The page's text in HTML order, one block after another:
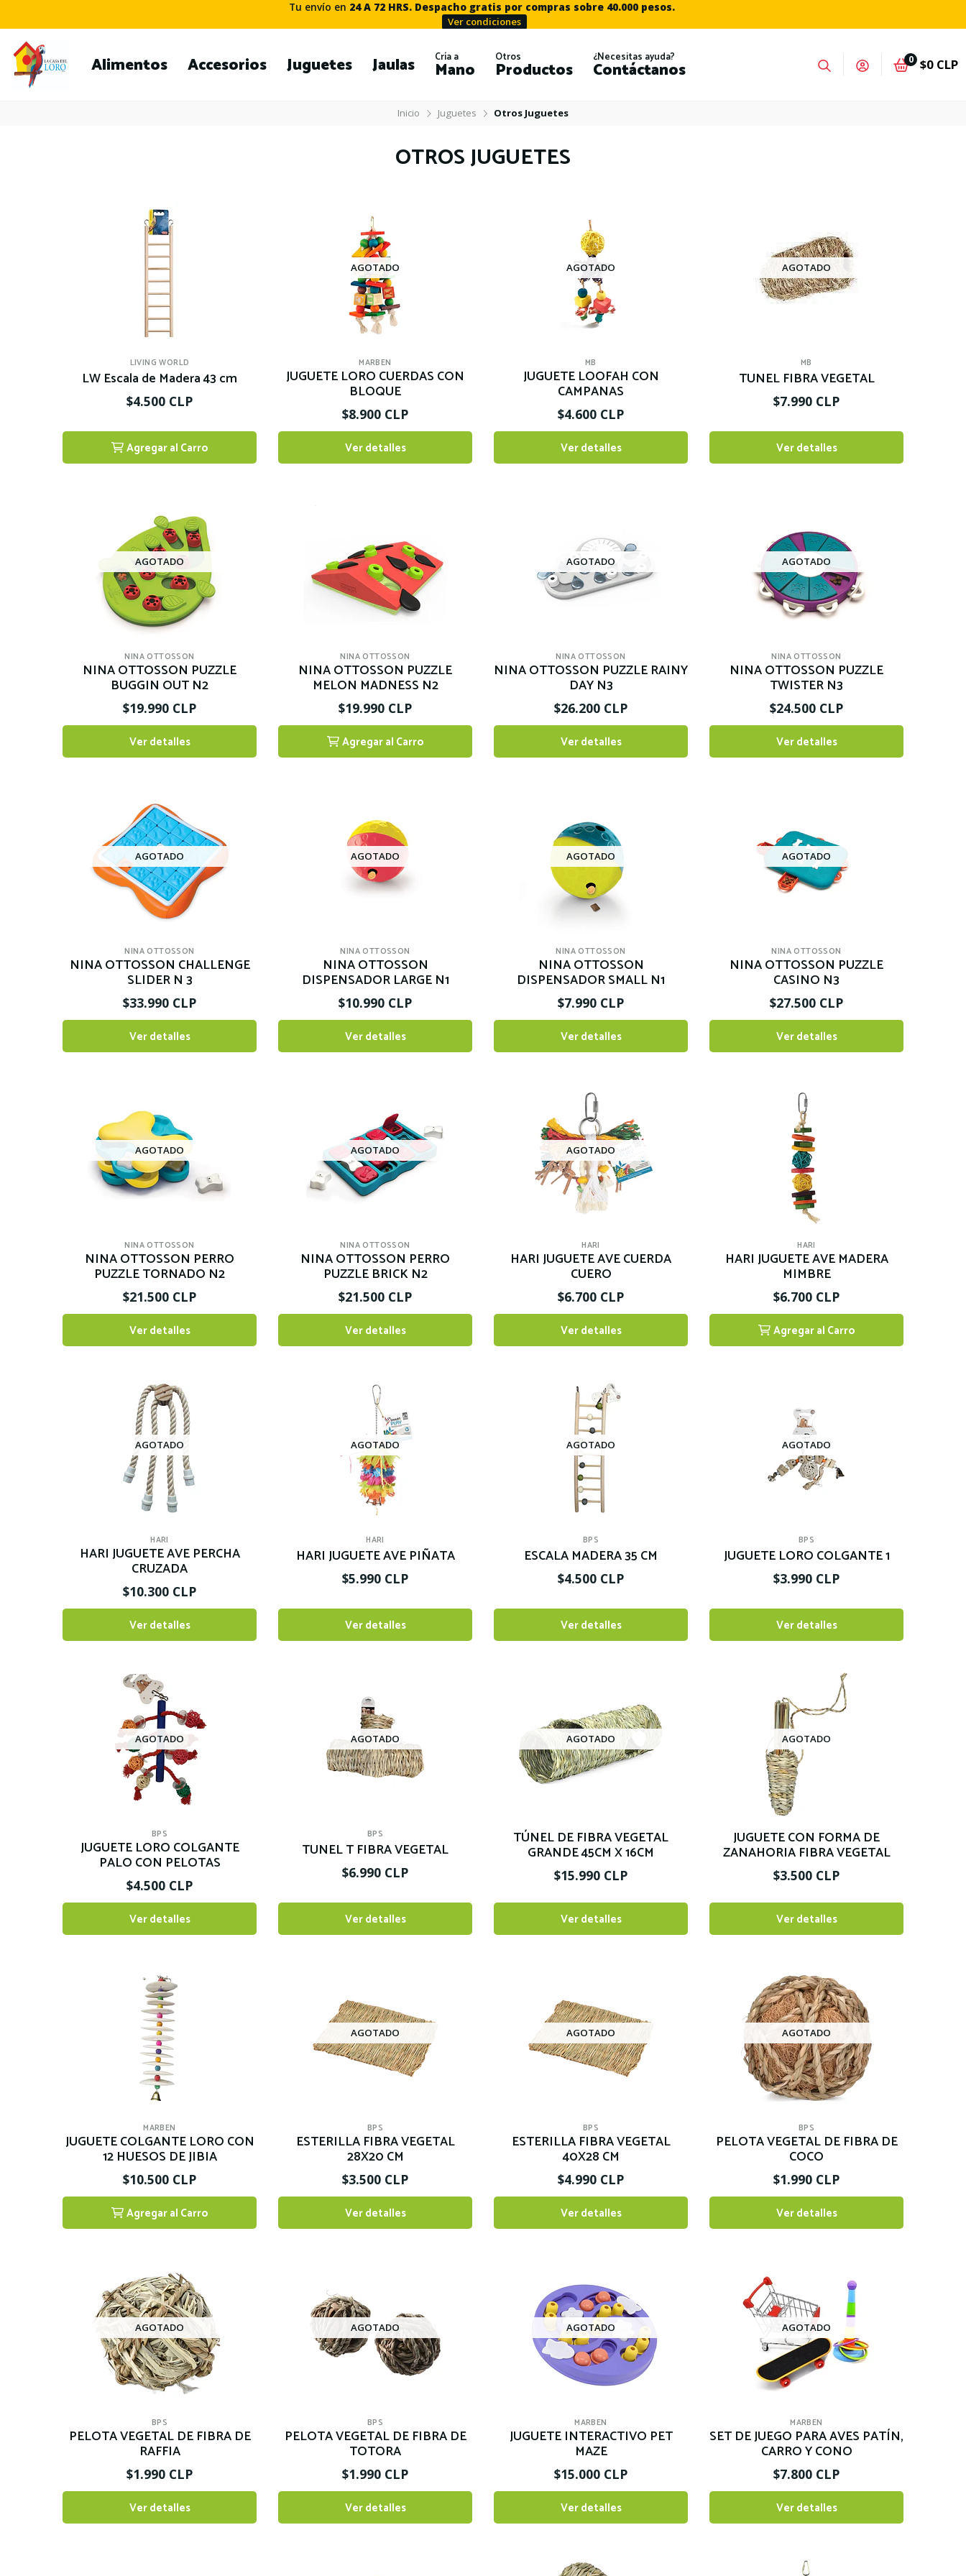
Alimentos Accesorios Juguetes Jaulas Cría a
Mano
Otros
Productos
¿Necesitas ayuda?
Contáctanos 0 $0 CLP
Tu envío en 24 A 72 HRS. Despacho gratis por compras sobre 40.000 pesos.
Ver condiciones
Inicio Juguetes Otros Juguetes
OTROS JUGUETES
LIVING WORLD
LW Escala de Madera 43 cm
$4.500 CLP
Agregar al Carro
AGOTADO
MARBEN
JUGUETE LORO CUERDAS CON
BLOQUE
$8.900 CLP
Ver detalles
AGOTADO
MB
JUGUETE LOOFAH CON
CAMPANAS
$4.600 CLP
Ver detalles
AGOTADO
MB
TUNEL FIBRA VEGETAL
$7.990 CLP
Ver detalles
AGOTADO
NINA OTTOSSON
NINA OTTOSSON PUZZLE
BUGGIN OUT N2
$19.990 CLP
Ver detalles
NINA OTTOSSON
NINA OTTOSSON PUZZLE
MELON MADNESS N2
$19.990 CLP
Agregar al Carro
AGOTADO
NINA OTTOSSON
NINA OTTOSSON PUZZLE RAINY
DAY N3
$26.200 CLP
Ver detalles
AGOTADO
NINA OTTOSSON
NINA OTTOSSON PUZZLE
TWISTER N3
$24.500 CLP
Ver detalles
AGOTADO
NINA OTTOSSON
NINA OTTOSSON CHALLENGE
SLIDER N 3
$33.990 CLP
Ver detalles
AGOTADO
NINA OTTOSSON
NINA OTTOSSON
DISPENSADOR LARGE N1
$10.990 CLP
Ver detalles
AGOTADO
NINA OTTOSSON
NINA OTTOSSON
DISPENSADOR SMALL N1
$7.990 CLP
Ver detalles
AGOTADO
NINA OTTOSSON
NINA OTTOSSON PUZZLE
CASINO N3
$27.500 CLP
Ver detalles
AGOTADO
NINA OTTOSSON
NINA OTTOSSON PERRO
PUZZLE TORNADO N2
$21.500 CLP
Ver detalles
AGOTADO
NINA OTTOSSON
NINA OTTOSSON PERRO
PUZZLE BRICK N2
$21.500 CLP
Ver detalles
AGOTADO
HARI
HARI JUGUETE AVE CUERDA
CUERO
$6.700 CLP
Ver detalles
HARI
HARI JUGUETE AVE MADERA
MIMBRE
$6.700 CLP
Agregar al Carro
AGOTADO
HARI
HARI JUGUETE AVE PERCHA
CRUZADA
$10.300 CLP
Ver detalles
AGOTADO
HARI
HARI JUGUETE AVE PIÑATA
$5.990 CLP
Ver detalles
AGOTADO
BPS
ESCALA MADERA 35 CM
$4.500 CLP
Ver detalles
AGOTADO
BPS
JUGUETE LORO COLGANTE 1
$3.990 CLP
Ver detalles
AGOTADO
BPS
JUGUETE LORO COLGANTE
PALO CON PELOTAS
$4.500 CLP
Ver detalles
AGOTADO
BPS
TUNEL T FIBRA VEGETAL
$6.990 CLP
Ver detalles
AGOTADO
TÚNEL DE FIBRA VEGETAL
GRANDE 45CM X 16CM
$15.990 CLP
Ver detalles
AGOTADO
JUGUETE CON FORMA DE
ZANAHORIA FIBRA VEGETAL
$3.500 CLP
Ver detalles
MARBEN
JUGUETE COLGANTE LORO CON
12 HUESOS DE JIBIA
$10.500 CLP
Agregar al Carro
AGOTADO
BPS
ESTERILLA FIBRA VEGETAL
28X20 CM
$3.500 CLP
Ver detalles
AGOTADO
BPS
ESTERILLA FIBRA VEGETAL
40X28 CM
$4.990 CLP
Ver detalles
AGOTADO
BPS
PELOTA VEGETAL DE FIBRA DE
COCO
$1.990 CLP
Ver detalles
AGOTADO
BPS
PELOTA VEGETAL DE FIBRA DE
RAFFIA
$1.990 CLP
Ver detalles
AGOTADO
BPS
PELOTA VEGETAL DE FIBRA DE
TOTORA
$1.990 CLP
Ver detalles
AGOTADO
MARBEN
JUGUETE INTERACTIVO PET
MAZE
$15.000 CLP
Ver detalles
AGOTADO
MARBEN
SET DE JUEGO PARA AVES PATÍN,
CARRO Y CONO
$7.800 CLP
Ver detalles